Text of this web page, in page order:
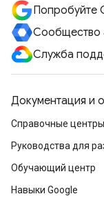
Попробуйте
Сообщество
Служба
Документация и
Справочные центры
Руководства для
Обучающий центр
Навыки Google